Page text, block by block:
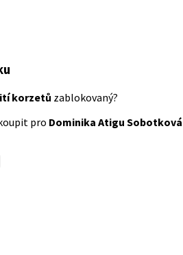
korzetů zablokovaný?
pro Dominika Atigu Sobotková